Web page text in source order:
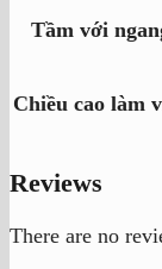
Tầm với
Chiều cao làm
Reviews
There are no